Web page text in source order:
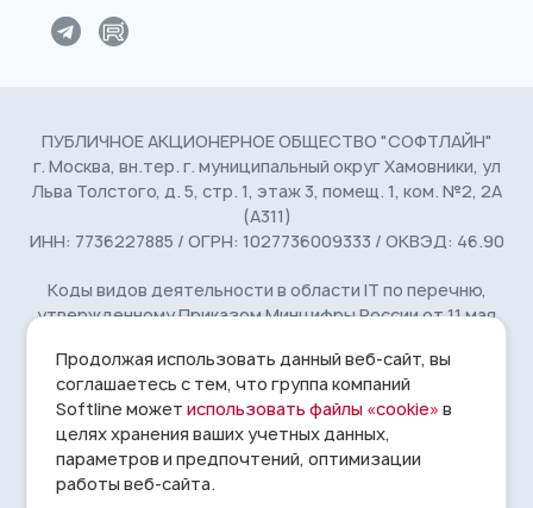
ПУБЛИЧНОЕ АКЦИОНЕРНОЕ ОБЩЕСТВО "СОФТЛАЙН"
г. Москва, вн.тер. г. муниципальный округ Хамовники, ул
Льва Толстого, д. 5, стр. 1, этаж 3, помещ. 1, ком. №2, 2А
(А311)
ИНН: 7736227885 / ОГРН: 1027736009333 / ОКВЭД: 46.90
Коды видов деятельности в области IT по перечню,
утвержденному Приказом Минцифры России от 11 мая
© 1993 - 2026 Softline Условия использования
Информация, представленная на сайте, носит исключительно
справочный и ознакомительный характер, не предназначена
для личных, семейных, домашних и иных нужд, не связанных с
Продолжая использовать данный веб-сайт, вы
соглашаетесь с тем, что группа компаний
Softline можетиспользовать файлы «cookie» в
целях хранения ваших учетных данных,
параметров и предпочтений, оптимизации
работы веб-сайта.